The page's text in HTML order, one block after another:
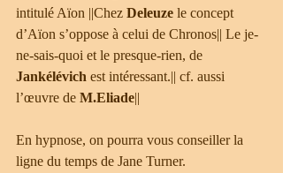
intitulé Aïon ||Chez Deleuze le concept
d’Aïon s’oppose à celui de Chronos|| Le je-
ne-sais-quoi et le presque-rien, de
Jankélévich est intéressant.|| cf. aussi
l’œuvre de M.Eliade||
En hypnose, on pourra vous conseiller la
ligne du temps de Jane Turner.